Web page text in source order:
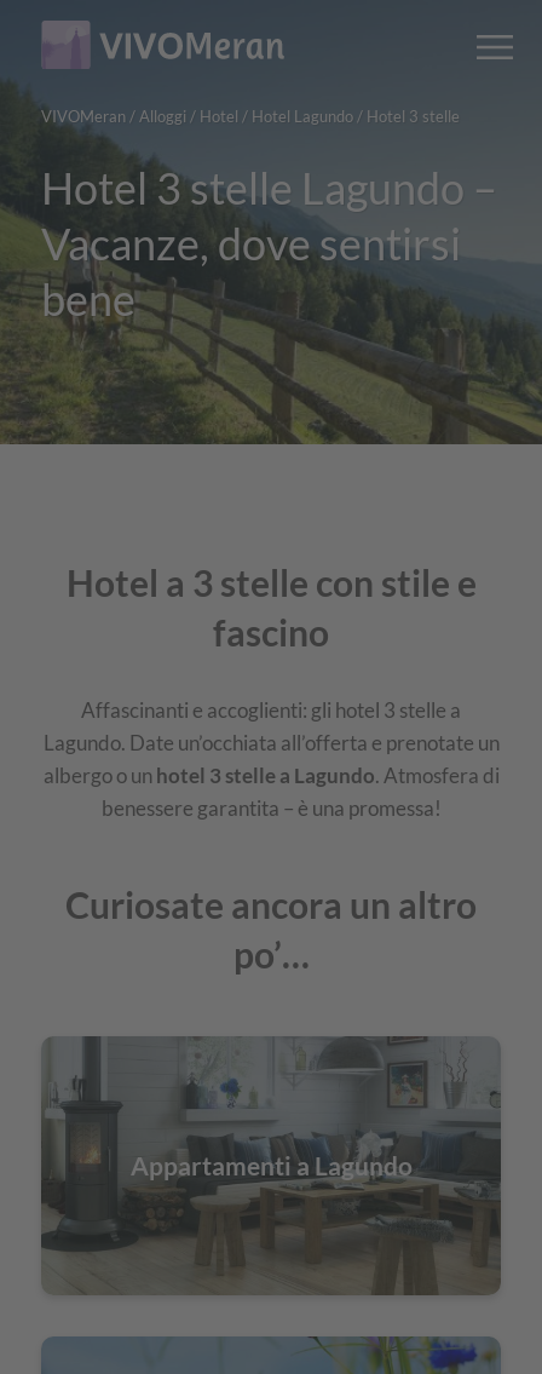
Main
content
Main
navigation
VIVOMeran / Alloggi / Hotel / Hotel Lagundo / Hotel 3 stelle
Hotel 3 stelle Lagundo –
Vacanze, dove sentirsi
bene
Hotel a 3 stelle con stile e
fascino
Affascinanti e accoglienti: gli hotel 3 stelle a
Lagundo. Date un’occhiata all’offerta e prenotate un
albergo o un hotel 3 stelle a Lagundo. Atmosfera di
benessere garantita – è una promessa!
Curiosate ancora un altro
po’…
Appartamenti a Lagundo